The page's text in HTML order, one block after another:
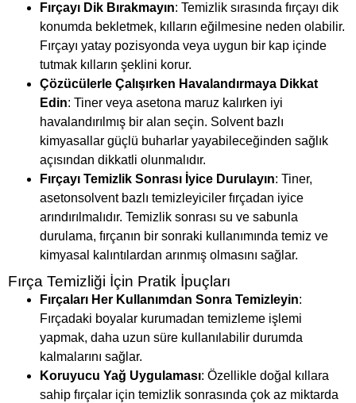
Fırçayı Dik Bırakmayın: Temizlik sırasında fırçayı dik
konumda bekletmek, kılların eğilmesine neden olabilir.
Fırçayı yatay pozisyonda veya uygun bir kap içinde
tutmak kılların şeklini korur.
Çözücülerle Çalışırken Havalandırmaya Dikkat
Edin: Tiner veya asetona maruz kalırken iyi
havalandırılmış bir alan seçin. Solvent bazlı
kimyasallar güçlü buharlar yayabileceğinden sağlık
açısından dikkatli olunmalıdır.
Fırçayı Temizlik Sonrası İyice Durulayın: Tiner,
asetonsolvent bazlı temizleyiciler fırçadan iyice
arındırılmalıdır. Temizlik sonrası su ve sabunla
durulama, fırçanın bir sonraki kullanımında temiz ve
kimyasal kalıntılardan arınmış olmasını sağlar.
Fırça Temizliği İçin Pratik İpuçları
Fırçaları Her Kullanımdan Sonra Temizleyin:
Fırçadaki boyalar kurumadan temizleme işlemi
yapmak, daha uzun süre kullanılabilir durumda
kalmalarını sağlar.
Koruyucu Yağ Uygulaması: Özellikle doğal kıllara
sahip fırçalar için temizlik sonrasında çok az miktarda